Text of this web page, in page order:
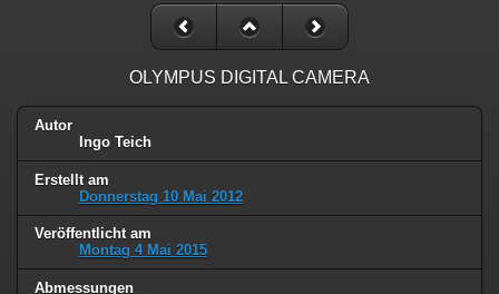
OLYMPUS DIGITAL CAMERA
Autor
Ingo Teich
Erstellt am
Donnerstag 10 Mai 2012
Veröffentlicht am
Montag 4 Mai 2015
Abmessungen